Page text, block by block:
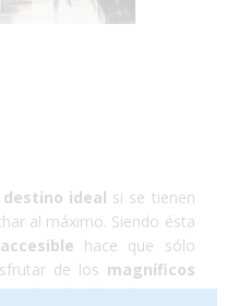
destino ideal si se tienen
al máximo. Siendo ésta
hace que sólo
de los magníficos
te brinda éste hermoso